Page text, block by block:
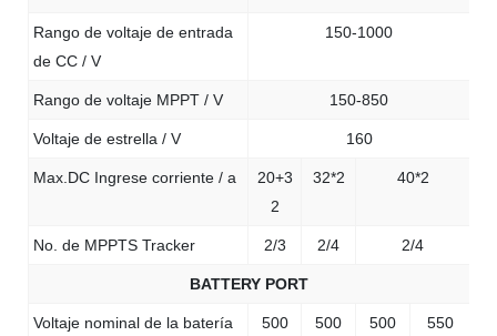
Rango de voltaje de entrada
de CC / V
150-1000
Rango de voltaje MPPT / V 150-850
Voltaje de estrella / V 160
Max.DC Ingrese corriente / a
20+3
2
32*2 40*2
No. de MPPTS Tracker 2/3 2/4 2/4
BATTERY PORT
Voltaje nominal de la batería
500 500 500 550